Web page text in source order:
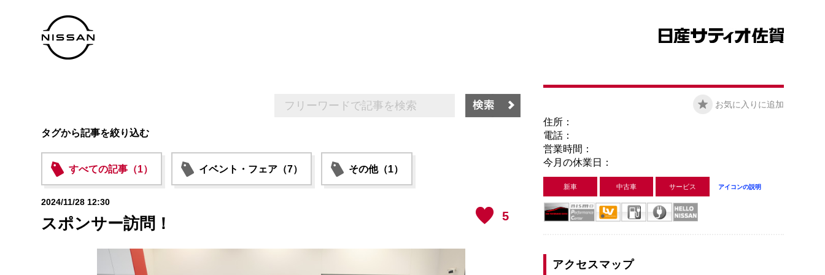
タグから記事を絞り込む
すべての記事（1） イベント・フェア（7） その他（1）
5
2024/11/28 12:30
スポンサー訪問！
お気に入りに追加
住所：
電話：
営業時間：
今月の休業日：
新車 中古車 サービス アイコンの説明
アクセスマップ